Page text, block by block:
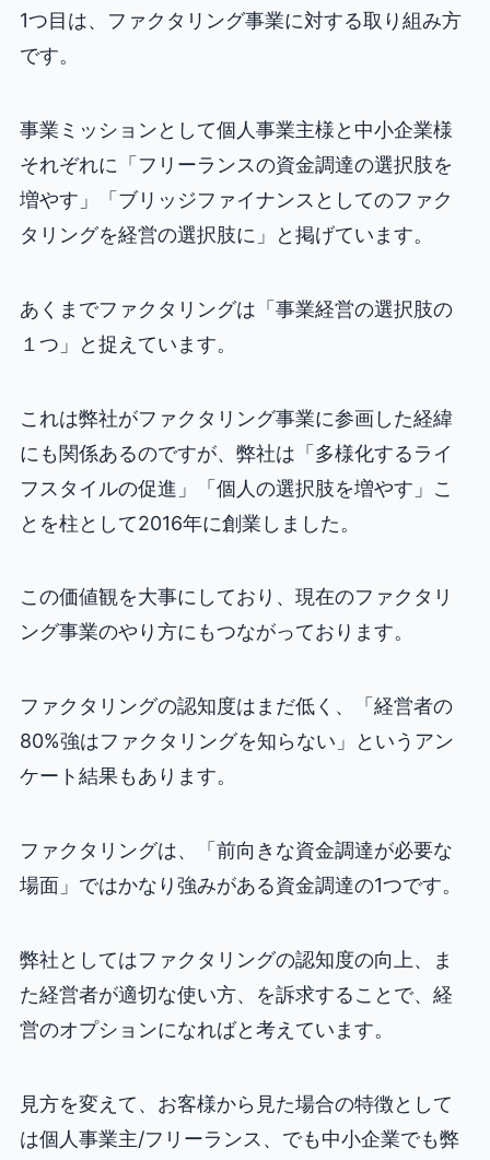
1つ目は、ファクタリング事業に対する取り組み方
です。
事業ミッションとして個人事業主様と中小企業様
それぞれに「フリーランスの資金調達の選択肢を
増やす」「ブリッジファイナンスとしてのファク
タリングを経営の選択肢に」と掲げています。
あくまでファクタリングは「事業経営の選択肢の
１つ」と捉えています。
これは弊社がファクタリング事業に参画した経緯
にも関係あるのですが、弊社は「多様化するライ
フスタイルの促進」「個人の選択肢を増やす」こ
とを柱として2016年に創業しました。
この価値観を大事にしており、現在のファクタリ
ング事業のやり方にもつながっております。
ファクタリングの認知度はまだ低く、「経営者の
80%強はファクタリングを知らない」というアン
ケート結果もあります。
ファクタリングは、「前向きな資金調達が必要な
場面」ではかなり強みがある資金調達の1つです。
弊社としてはファクタリングの認知度の向上、ま
た経営者が適切な使い方、を訴求することで、経
営のオプションになればと考えています。
見方を変えて、お客様から見た場合の特徴として
は個人事業主/フリーランス、でも中小企業でも弊